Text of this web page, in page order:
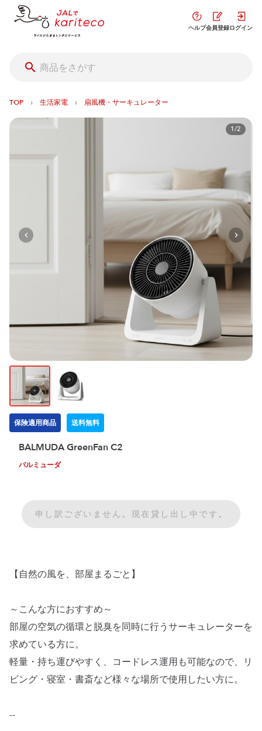
ヘルプ会員登録ログイン
TOP › 生活家電 › 扇風機・サーキュレーター
1/2
保険適用商品 送料無料
BALMUDA GreenFan C2
バルミューダ
申し訳ございません。現在貸し出し中です。
【自然の風を、部屋まるごと】
～こんな方におすすめ～
部屋の空気の循環と脱臭を同時に行うサーキュレーターを
求めている方に。
軽量・持ち運びやすく、コードレス運用も可能なので、リ
ビング・寝室・書斎など様々な場所で使用したい方に。
--